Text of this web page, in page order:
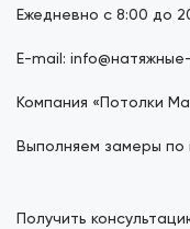
Ежедневно с 8:00 до
E-mail:
Компания «Потолки
Выполняем замеры по
Получить